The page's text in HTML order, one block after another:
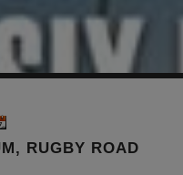
RUGBY ROAD